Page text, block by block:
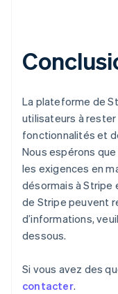
La plateforme de
utilisateurs à
fonctionnalités et
Nous espérons
les exigences en
désormais à Stripe
de Stripe peuvent
d’informations,
dessous.
Si vous avez des
contacter.
DeutschEnglish
Belgique
Brésil
Português English
Bulgarie
Canada
EnglishFrançais
Chine
简体中文English
Chypre
Croatie
Danemark
English